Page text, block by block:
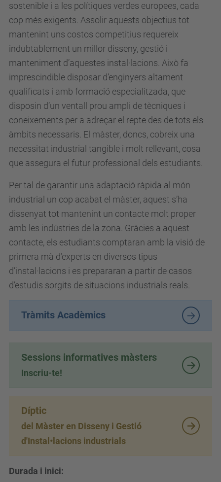
sostenible i a les polítiques verdes europees, cada
cop més exigents. Assolir aquests objectius tot
mantenint uns costos competitius requereix
indubtablement un millor disseny, gestió i
manteniment d’aquestes instal·lacions. Això fa
imprescindible disposar d’enginyers altament
qualificats i amb formació especialitzada, que
disposin d’un ventall prou ampli de tècniques i
coneixements per a adreçar el repte des de tots els
àmbits necessaris. El màster, doncs, cobreix una
necessitat industrial tangible i molt rellevant, cosa
que assegura el futur professional dels estudiants.
Per tal de garantir una adaptació ràpida al món
industrial un cop acabat el màster, aquest s’ha
dissenyat tot mantenint un contacte molt proper
amb les indústries de la zona. Gràcies a aquest
contacte, els estudiants comptaran amb la visió de
primera mà d’experts en diversos tipus
d’instal·lacions i es prepararan a partir de casos
d’estudis sorgits de situacions industrials reals.
Tràmits Acadèmics
Sessions informatives màsters
Inscriu-te!
Díptic
del Màster en Disseny i Gestió
d'Instal•lacions industrials
Durada i inici: